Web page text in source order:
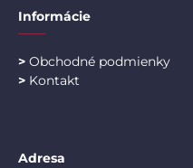
Informácie
> Obchodné podmienky
> Kontakt
Adresa